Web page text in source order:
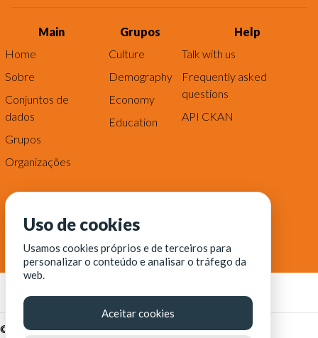
Main
Home
Sobre
Conjuntos de
dados
Grupos
Organizações
Grupos
Culture
Demography
Economy
Education
Help
Talk with us
Frequently asked
questions
API CKAN
© Fortaleza Digital || CITINOVA - Fundação de Ciência,
Uso de cookies
Usamos cookies próprios e de terceiros para
personalizar o conteúdo e analisar o tráfego da
web.
Aceitar cookies